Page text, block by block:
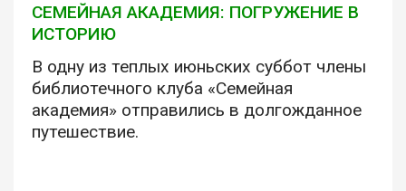
СЕМЕЙНАЯ АКАДЕМИЯ: ПОГРУЖЕНИЕ В
ИСТОРИЮ
В одну из теплых июньских суббот члены
библиотечного клуба «Семейная
академия» отправились в долгожданное
путешествие.